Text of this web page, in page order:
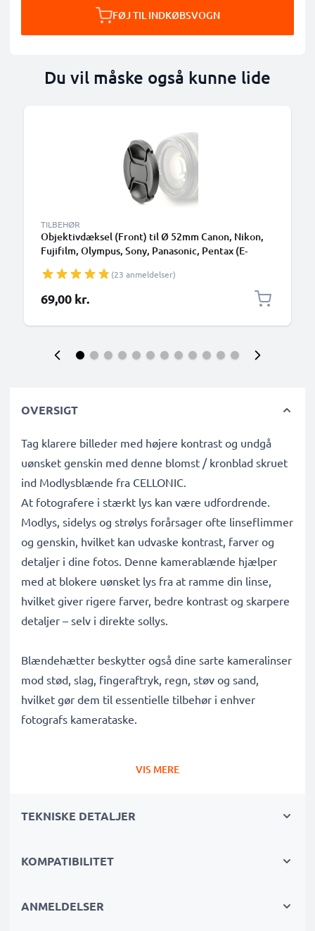
FØJ TIL INDKØBSVOGN
Du vil måske også kunne lide
TILBEHØR
Objektivdæksel (Front) til Ø 52mm Canon, Nikon,
Fujifilm, Olympus, Sony, Panasonic, Pentax (E-
klemme Beskyttelsesdæksel Cover Cap
(23 anmeldelser)
69,00 kr.
OVERSIGT
Tag klarere billeder med højere kontrast og undgå
uønsket genskin med denne blomst / kronblad skruet
ind Modlysblænde fra CELLONIC.
At fotografere i stærkt lys kan være udfordrende.
Modlys, sidelys og strølys forårsager ofte linseflimmer
og genskin, hvilket kan udvaske kontrast, farver og
detaljer i dine fotos. Denne kamerablænde hjælper
med at blokere uønsket lys fra at ramme din linse,
hvilket giver rigere farver, bedre kontrast og skarpere
detaljer – selv i direkte sollys.
Blændehætter beskytter også dine sarte kameralinser
mod stød, slag, fingeraftryk, regn, støv og sand,
hvilket gør dem til essentielle tilbehør i enhver
fotografs kamerataske.
camcordere, DSLR'er og mere
✔ Fjerner uønsket modlys, sidelysglare og
VIS MERE
TEKNISKE DETALJER
KOMPATIBILITET
ANMELDELSER